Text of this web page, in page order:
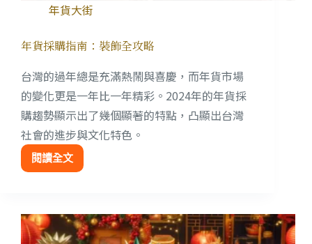
年貨大街
年貨採購指南：裝飾全攻略
台灣的過年總是充滿熱鬧與喜慶，而年貨市場
的變化更是一年比一年精彩。2024年的年貨採
購趨勢顯示出了幾個顯著的特點，凸顯出台灣
社會的進步與文化特色。
閱讀全文